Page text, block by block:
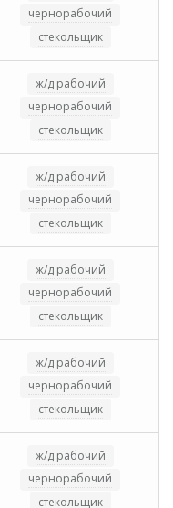
чернорабочий
стекольщик
ж/д рабочий
чернорабочий
стекольщик
ж/д рабочий
чернорабочий
стекольщик
ж/д рабочий
чернорабочий
стекольщик
ж/д рабочий
чернорабочий
стекольщик
ж/д рабочий
чернорабочий
стекольщик